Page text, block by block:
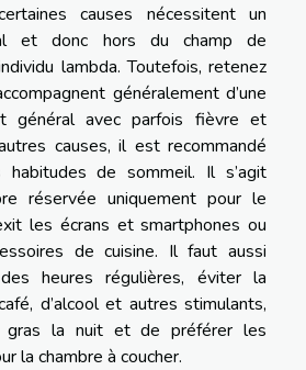
causes nécessitent un
et donc hors du champ de
lambda. Toutefois, retenez
généralement d’une
général avec parfois fièvre et
causes, il est recommandé
habitudes de sommeil. Il s’agit
réservée uniquement pour le
les écrans et smartphones ou
de cuisine. Il faut aussi
heures régulières, éviter la
d’alcool et autres stimulants,
gras la nuit et de préférer les
la chambre à coucher.